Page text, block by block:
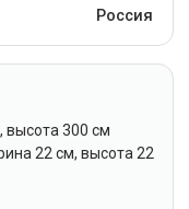
Россия
высота 300 см
22 см, высота 22